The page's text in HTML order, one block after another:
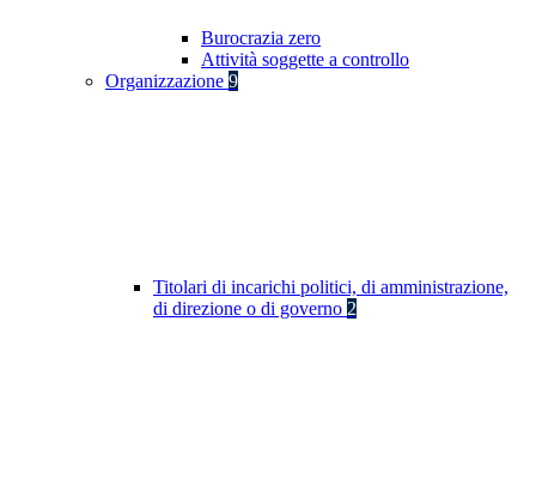
Burocrazia zero
Attività soggette a controllo
Organizzazione 9
Titolari di incarichi politici, di amministrazione,
di direzione o di governo 2